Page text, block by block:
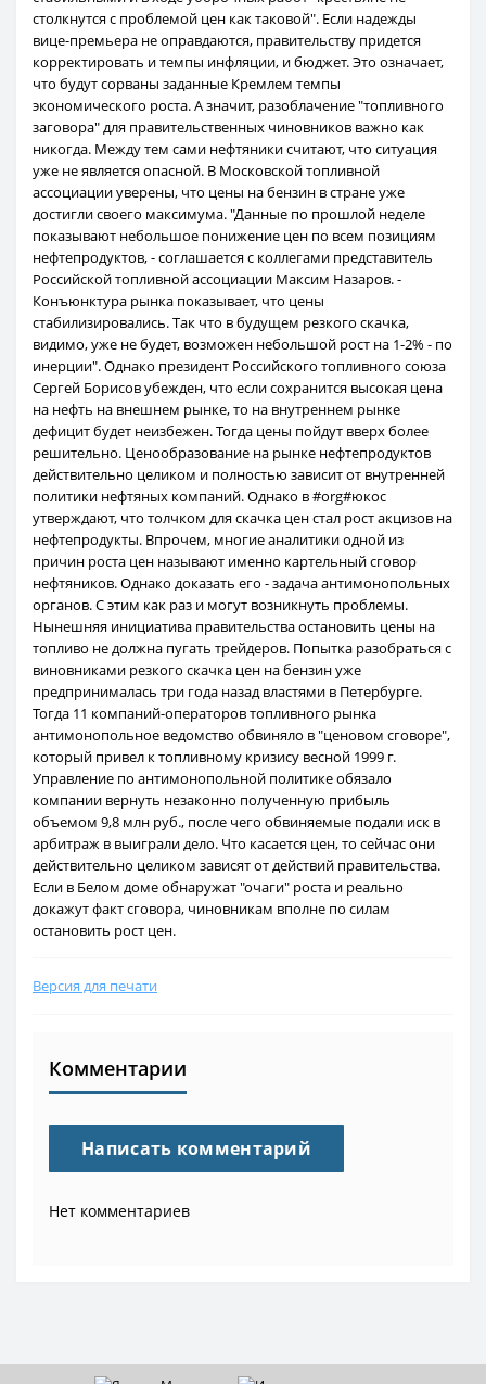
столкнутся с проблемой цен как таковой". Если надежды
вице-премьера не оправдаются, правительству придется
корректировать и темпы инфляции, и бюджет. Это означает,
что будут сорваны заданные Кремлем темпы
экономического роста. А значит, разоблачение "топливного
заговора" для правительственных чиновников важно как
никогда. Между тем сами нефтяники считают, что ситуация
уже не является опасной. В Московской топливной
ассоциации уверены, что цены на бензин в стране уже
достигли своего максимума. "Данные по прошлой неделе
показывают небольшое понижение цен по всем позициям
нефтепродуктов, - соглашается с коллегами представитель
Российской топливной ассоциации Максим Назаров. -
Конъюнктура рынка показывает, что цены
стабилизировались. Так что в будущем резкого скачка,
видимо, уже не будет, возможен небольшой рост на 1-2% - по
инерции". Однако президент Российского топливного союза
Сергей Борисов убежден, что если сохранится высокая цена
на нефть на внешнем рынке, то на внутреннем рынке
дефицит будет неизбежен. Тогда цены пойдут вверх более
решительно. Ценообразование на рынке нефтепродуктов
действительно целиком и полностью зависит от внутренней
политики нефтяных компаний. Однако в #org#юкос
утверждают, что толчком для скачка цен стал рост акцизов на
нефтепродукты. Впрочем, многие аналитики одной из
причин роста цен называют именно картельный сговор
нефтяников. Однако доказать его - задача антимонопольных
органов. С этим как раз и могут возникнуть проблемы.
Нынешняя инициатива правительства остановить цены на
топливо не должна пугать трейдеров. Попытка разобраться с
виновниками резкого скачка цен на бензин уже
предпринималась три года назад властями в Петербурге.
Тогда 11 компаний-операторов топливного рынка
антимонопольное ведомство обвиняло в "ценовом сговоре",
который привел к топливному кризису весной 1999 г.
Управление по антимонопольной политике обязало
компании вернуть незаконно полученную прибыль
объемом 9,8 млн руб., после чего обвиняемые подали иск в
арбитраж в выиграли дело. Что касается цен, то сейчас они
действительно целиком зависят от действий правительства.
Если в Белом доме обнаружат "очаги" роста и реально
докажут факт сговора, чиновникам вполне по силам
остановить рост цен.
Версия для печати
Комментарии
Написать комментарий
Нет комментариев